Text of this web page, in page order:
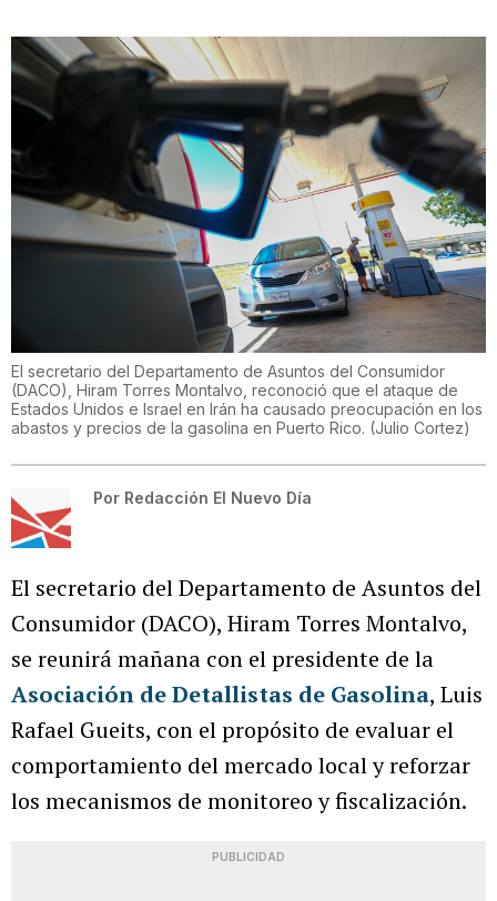
El secretario del Departamento de Asuntos del Consumidor
(DACO), Hiram Torres Montalvo, reconoció que el ataque de
Estados Unidos e Israel en Irán ha causado preocupación en los
abastos y precios de la gasolina en Puerto Rico. (Julio Cortez)
Por Redacción El Nuevo Día
El secretario del Departamento de Asuntos del
Consumidor (DACO), Hiram Torres Montalvo,
se reunirá mañana con el presidente de la
Asociación de Detallistas de Gasolina, Luis
Rafael Gueits, con el propósito de evaluar el
comportamiento del mercado local y reforzar
los mecanismos de monitoreo y fiscalización.
PUBLICIDAD